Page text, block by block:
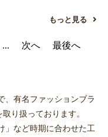
もっと見る
... 次へ 最後へ
、有名ファッションブラ
り扱っております。
」など時期に合わせた工